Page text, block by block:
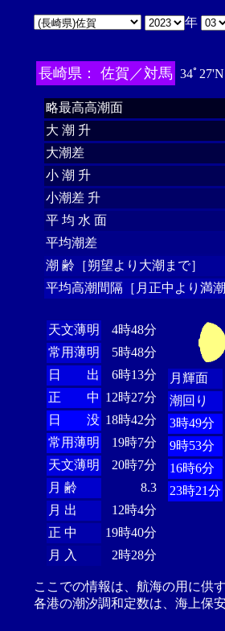
年
長崎県： 佐賀／対馬 34ﾟ
略最高高潮面
大 潮 升
大潮差
小 潮 升
小潮差 升
平 均 水 面
平均潮差
潮 齢［朔望より大潮まで］
平均高潮間隔［月正中より満潮
天文薄明
4時48分
常用薄明
5時48分
日 出
6時13分
正 中 12時27分
日 没 18時42分
常用薄明
19時7分
天文薄明
20時7分
月 齢
8.3
月 出
12時4分
正 中
19時40分
月 入
2時28分
月輝面
潮回り
3時49分
9時53分
16時6分
23時21分
ここでの情報は、航海の用に供
各港の潮汐調和定数は、海上保